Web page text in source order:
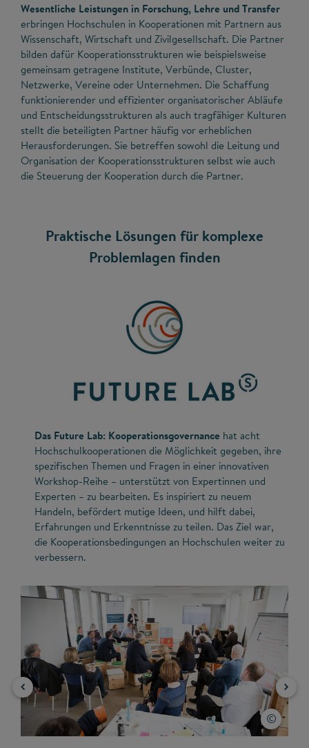
Wesentliche Leistungen in Forschung, Lehre und Transfer
erbringen Hochschulen in Kooperationen mit Partnern aus
Wissenschaft, Wirtschaft und Zivilgesellschaft. Die Partner
bilden dafür Kooperationsstrukturen wie beispielsweise
gemeinsam getragene Institute, Verbünde, Cluster,
Netzwerke, Vereine oder Unternehmen. Die Schaffung
funktionierender und effizienter organisatorischer Abläufe
und Entscheidungsstrukturen als auch tragfähiger Kulturen
stellt die beteiligten Partner häufig vor erheblichen
Herausforderungen. Sie betreffen sowohl die Leitung und
Organisation der Kooperationsstrukturen selbst wie auch
die Steuerung der Kooperation durch die Partner.
Praktische Lösungen für komplexe
Problemlagen finden
Das Future Lab: Kooperationsgovernance hat acht
Hochschulkooperationen die Möglichkeit gegeben, ihre
spezifischen Themen und Fragen in einer innovativen
Workshop-Reihe – unterstützt von Expertinnen und
Experten – zu bearbeiten. Es inspiriert zu neuem
Handeln, befördert mutige Ideen, und hilft dabei,
Erfahrungen und Erkenntnisse zu teilen. Das Ziel war,
die Kooperationsbedingungen an Hochschulen weiter zu
verbessern.